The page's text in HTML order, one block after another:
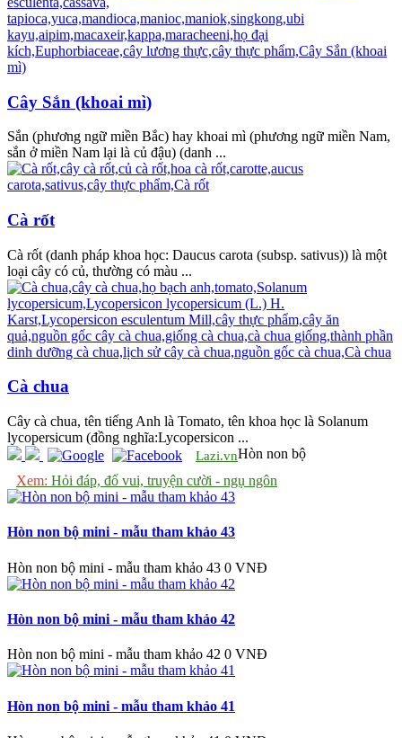
Cây Sắn (khoai mì)
Sắn (phương ngữ miền Bắc) hay khoai mì (phương ngữ miền Nam,
sắn ở miền Nam lại là củ đậu) (danh ...
Cà rốt
Cà rốt (danh pháp khoa học: Daucus carota (subsp. sativus)) là một
loại cây có củ, thường có màu ...
Cà chua
Cây cà chua, tên tiếng Anh là Tomato, tên khoa học là Solanum
lycopersicum (đồng nghĩa:Lycopersicon ...
Lazi.vn
Xem: Hỏi đáp, đố vui, truyện cười - ngụ ngôn
Hòn non bộ
Hòn non bộ mini - mẫu tham khảo 43
Hòn non bộ mini - mẫu tham khảo 43 0 VNĐ
Hòn non bộ mini - mẫu tham khảo 42
Hòn non bộ mini - mẫu tham khảo 42 0 VNĐ
Hòn non bộ mini - mẫu tham khảo 41